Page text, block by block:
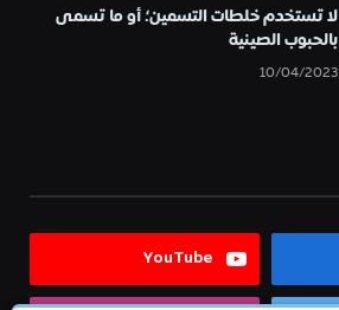
لا تستخدم خلطات التسمين؛ أو ما تسمى
بالحبوب الصينية
10/04/2023
YouTube